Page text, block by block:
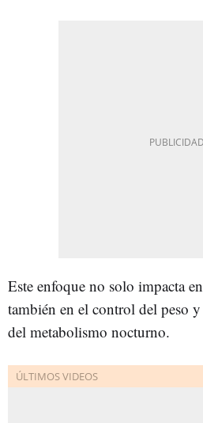
Este enfoque no solo impacta
también en el control del peso
del metabolismo nocturno.